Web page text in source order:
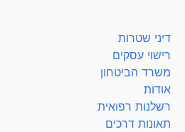
דיני שטרות
רישוי עסקים
משרד הביטחון
אודות
רשלנות רפואית
תאונות דרכים